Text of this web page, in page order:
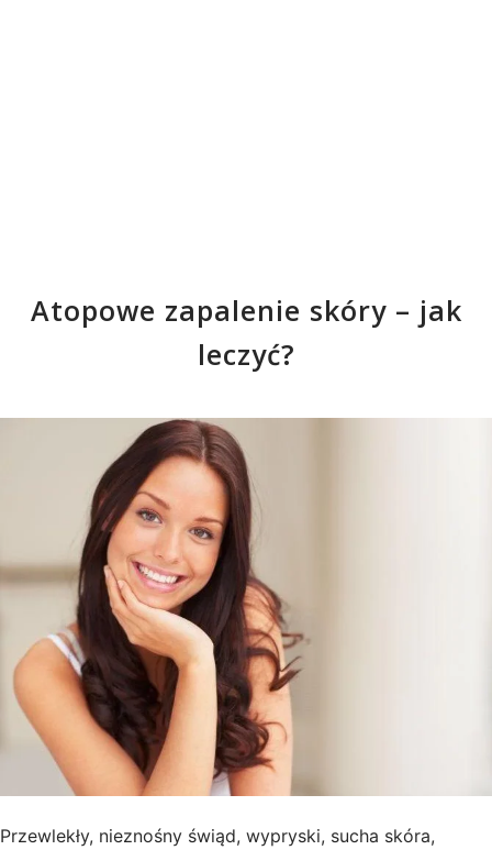
Atopowe zapalenie skóry – jak
leczyć?
Przewlekły, nieznośny świąd, wypryski, sucha skóra,